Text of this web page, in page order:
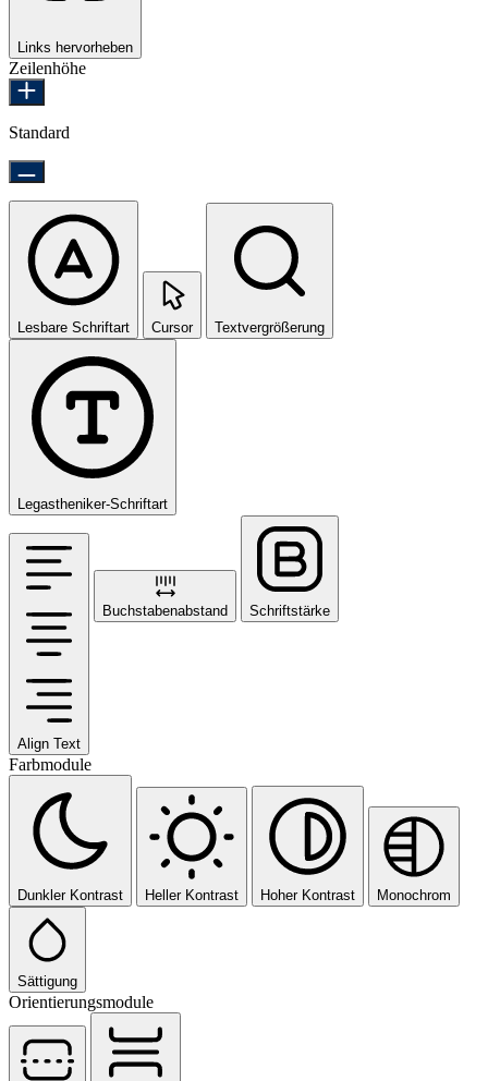
Links hervorheben
Zeilenhöhe
Standard
Lesbare Schriftart Cursor Textvergrößerung
Legastheniker-Schriftart
Align Text
Buchstabenabstand Schriftstärke
Farbmodule
Dunkler Kontrast Heller Kontrast Hoher Kontrast Monochrom
Sättigung
Orientierungsmodule